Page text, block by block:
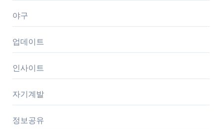
야구
업데이트
인사이트
자기계발
정보공유